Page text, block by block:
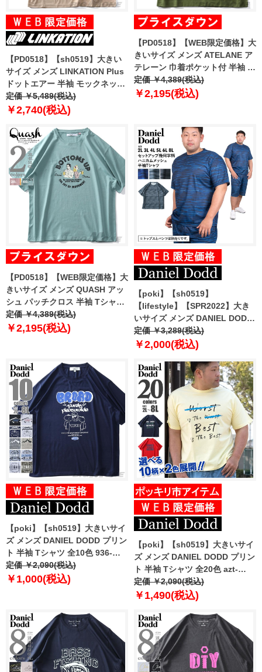
【PD0518】【sh0519】大きい
サイズ メンズ LINKATION Plus
ドットエアー 半袖 モックネック
Tシャツ アスレジャー スポーツ
ウェア la-t220232
定価 ￥5,489(税込)
￥2,740(税込)
【PD0518】【WEB限定価格】大
きいサイズ メンズ ATELANE ア
テレーン 巾着ポケット付 半袖 T
シャツ 21a-14073-b
定価 ￥4,389(税込)
￥2,195(税込)
【PD0518】【WEB限定価格】大
きいサイズ メンズ QUASH アッ
シュ パッチクロス 半袖 Tシャツ
ap12321t
定価 ￥4,389(税込)
￥2,195(税込)
【poki】【sh0519】
【lifestyle】【SPR2022】大き
いサイズ メンズ DANIEL DODD
セットアップ 幾何学柄 ハニカム
メッシュ 半袖Tシャツ 936-
定価 ￥3,289(税込)
￥2,000(税込)
【poki】【sh0519】大きいサイ
ズ メンズ DANIEL DODD プリン
ト 半袖 Tシャツ 全10色 936-
t2202pt4
定価 ￥2,090(税込)
￥1,000(税込)
【poki】【sh0519】大きいサイ
ズ メンズ DANIEL DODD プリン
ト 半袖 Tシャツ 全20色 azt-
2202pt1
定価 ￥2,090(税込)
￥1,490(税込)